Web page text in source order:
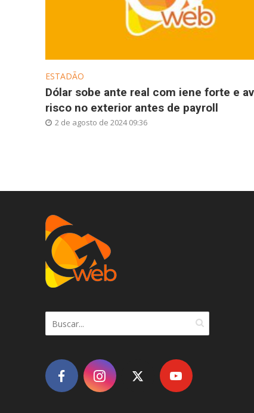
ESTADÃO
Dólar sobe ante real com iene forte e
risco no exterior antes de payroll
2 de agosto de 2024 09:36